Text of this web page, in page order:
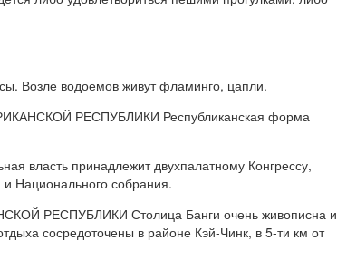
Возле водоемов живут фламинго, цапли.
РЕСПУБЛИКИ Республиканская форма
власть принадлежит двухпалатному Конгрессу,
и Национального собрания.
РЕСПУБЛИКИ Столица Банги очень живописна и
сосредоточены в районе Кэй-Чинк, в 5-ти км от